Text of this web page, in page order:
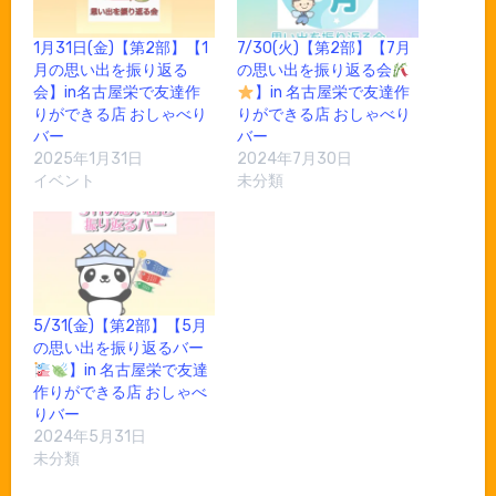
1月31日(金)【第2部】【1
月の思い出を振り返る
会】in名古屋栄で友達作
りができる店 おしゃべり
バー
2025年1月31日
イベント
7/30(火)【第2部】【7月
の思い出を振り返る会
】in 名古屋栄で友達作
りができる店 おしゃべり
バー
2024年7月30日
未分類
5/31(金)【第2部】【5月
の思い出を振り返るバー
】in 名古屋栄で友達
作りができる店 おしゃべ
りバー
2024年5月31日
未分類